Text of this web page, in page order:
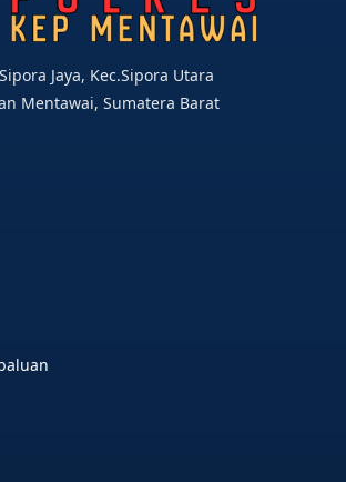
Jaya, Kec.Sipora Utara
Mentawai, Sumatera Barat